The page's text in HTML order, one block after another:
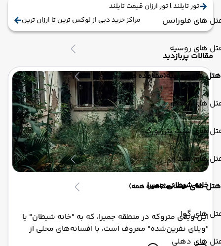
های فلورانس
های روسیه
هتل های روسیه(مشاهده همه)
های مسکو
های سنت پترزبورگ
های هند
هتل های هند(مشاهده همه)
های گوا
های دهلی
تور تایلند l تور ارزان قیمت تایلند
مراکز خرید دبی از لوکس ترین تا ارزان ترین
مقالات پربازدید
خانه شیطانی جمیرا
این ویلای متروکه در منطقه جمیرا، که به "خانه شیطان" یا
"ویلای نفرین‌شده" معروف است، با افسانه‌های محلی از
ارواح سرگردان، صداهای عجیب و حوادث ماورایی،